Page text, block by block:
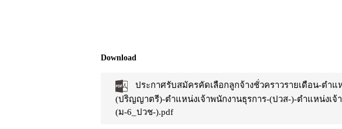
Download
ประกาศรับสมัครคัดเลือกลูกจ้างชั่วคราวรายเดือน-ต
(ปริญญาตรี)-ตำแหน่งเจ้าพนักงานธุรการ-(ปวส-)-ตำแหน่งเ
(ม-6_ปวช-).pdf